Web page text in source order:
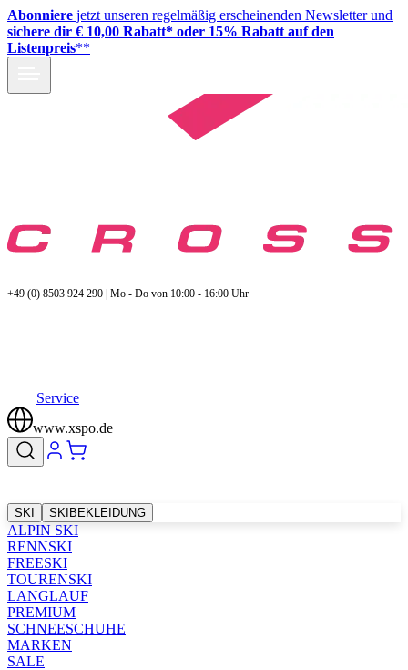
Abonniere jetzt unseren regelmäßig erscheinenden Newsletter und
sichere dir € 10,00 Rabatt* oder 15% Rabatt auf den
Listenpreis**
+49 (0) 8503 924 290 | Mo - Do von 10:00 - 16:00 Uhr
Service
www.xspo.de
SKI SKIBEKLEIDUNG
ALPIN SKI
RENNSKI
FREESKI
TOURENSKI
LANGLAUF
PREMIUM
SCHNEESCHUHE
MARKEN
SALE